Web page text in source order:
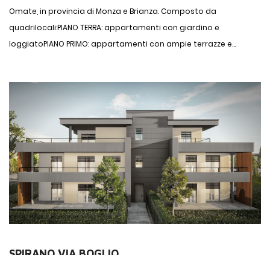
Omate, in provincia di Monza e Brianza. Composto da
quadrilocali:PIANO TERRA: appartamenti con giardino e
loggiatoPIANO PRIMO: appartamenti con ampie terrazze e...